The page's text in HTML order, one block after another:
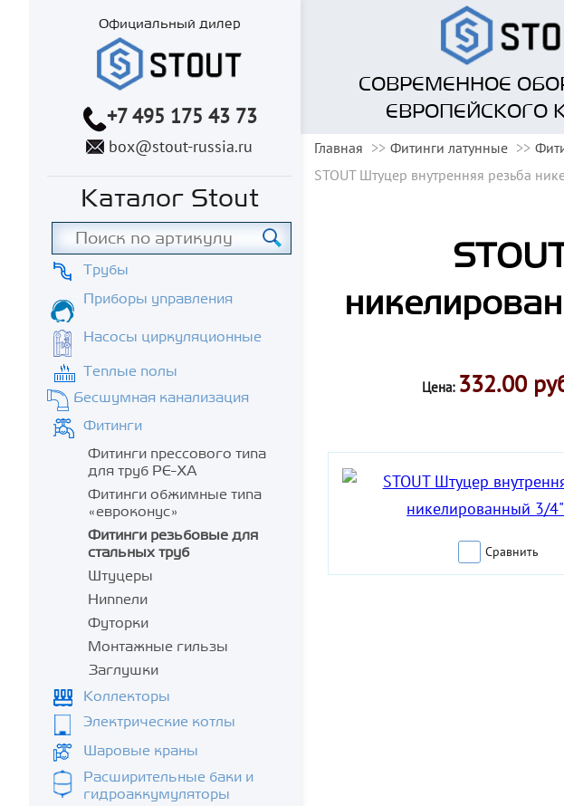
Официальный дилер
+7 495 175 43 73
box@stout-russia.ru
Каталог Stout
Трубы
Приборы управления
Насосы циркуляционные
Теплые полы
Бесшумная канализация
Фитинги
Фитинги прессового типа
для труб PE-XA
Фитинги обжимные типа
«евроконус»
Фитинги резьбовые для
стальных труб
Штуцеры
Ниппели
Футорки
Монтажные гильзы
Заглушки
Коллекторы
Электрические котлы
Шаровые краны
Расширительные баки и
гидроаккумуляторы
СОВРЕМЕННОЕ
ЕВРОПЕЙСКОГО
Главная Фитинги латунные
STOUT Штуцер внутренняя резьба
Цена: 332.00
Сравнить